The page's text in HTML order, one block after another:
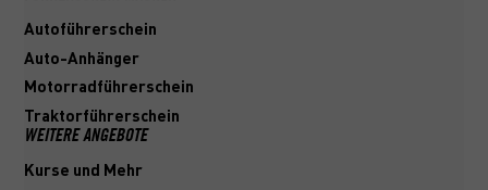
Autoführerschein
Auto-Anhänger
Motorradführerschein
Traktorführerschein
WEITERE ANGEBOTE
Kurse und Mehr